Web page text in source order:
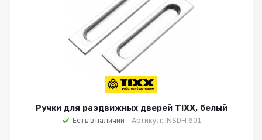
Ручки для раздвижных дверей TIXX, белый
Есть в наличии Артикул: INSDH 601